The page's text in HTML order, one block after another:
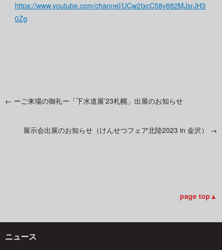
https://www.youtube.com/channel/UCw2IxcC58y882MJsrJH3
0Zg
投
稿
ゲ
← ーご来場の御礼ー「下水道展’23札幌」出展のお知らせ
展示会出展のお知らせ（けんせつフェア北陸2023 in 金沢） →
page top▲
ニュース